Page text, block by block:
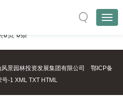
首页
TAG标签
0页 0条
景园林投资发展集团有限公司 鄂ICP备
号-1 XML TXT HTML